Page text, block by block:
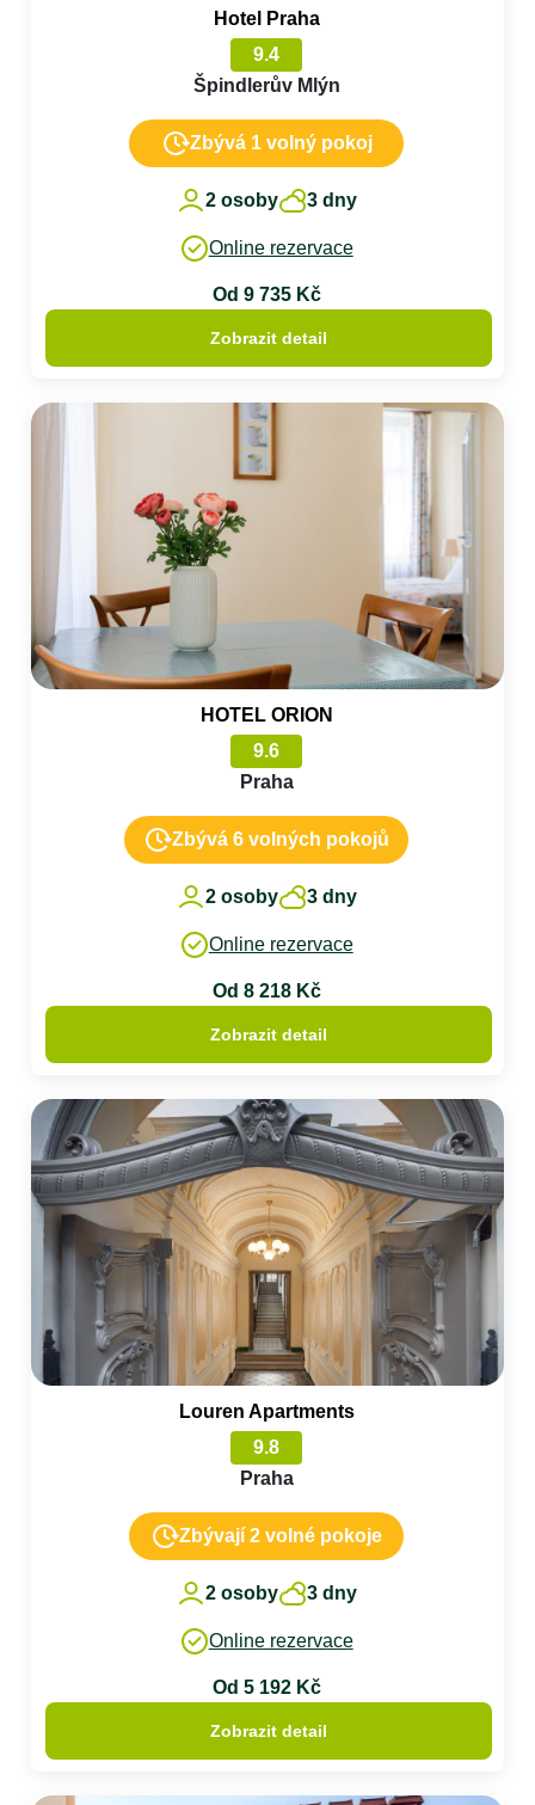
Hotel Praha
9.4
Špindlerův Mlýn
Zbývá 1 volný pokoj
2 osoby 3 dny
Online rezervace
Od 9 735 Kč
Zobrazit detail
HOTEL ORION
9.6
Praha
Zbývá 6 volných pokojů
2 osoby 3 dny
Online rezervace
Od 8 218 Kč
Zobrazit detail
Louren Apartments
9.8
Praha
Zbývají 2 volné pokoje
2 osoby 3 dny
Online rezervace
Od 5 192 Kč
Zobrazit detail